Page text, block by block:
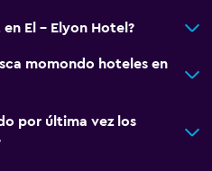
El - Elyon Hotel?
momondo hoteles en
por última vez los